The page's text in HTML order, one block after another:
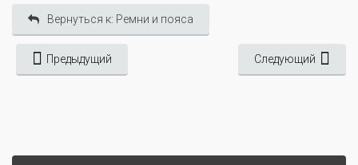
Вернуться к: Ремни и пояса
Предыдущий Следующий